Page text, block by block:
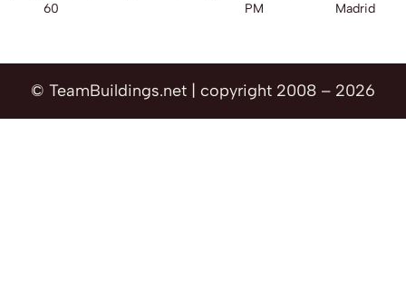
60
PM
Madrid
© TeamBuildings.net | copyright 2008 – 2026